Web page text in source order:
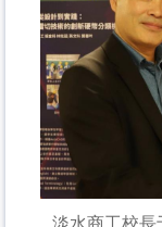
淡水商工校